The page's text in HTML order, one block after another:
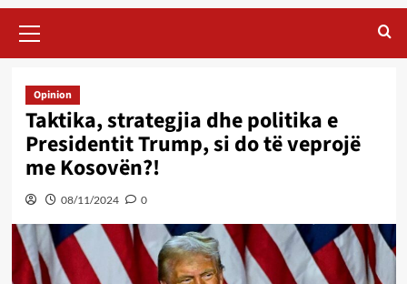
Menu
Opinion
Taktika, strategjia dhe politika e
Presidentit Trump, si do të veprojë
me Kosovën?!
08/11/2024 0